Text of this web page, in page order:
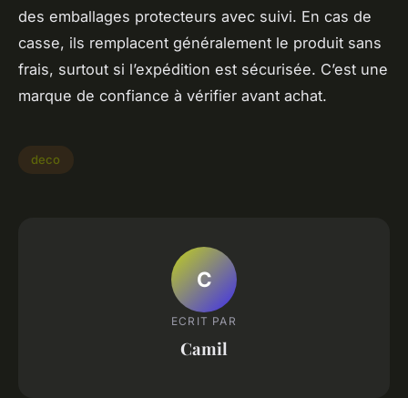
des emballages protecteurs avec suivi. En cas de
casse, ils remplacent généralement le produit sans
frais, surtout si l’expédition est sécurisée. C’est une
marque de confiance à vérifier avant achat.
deco
C
ECRIT PAR
Camil